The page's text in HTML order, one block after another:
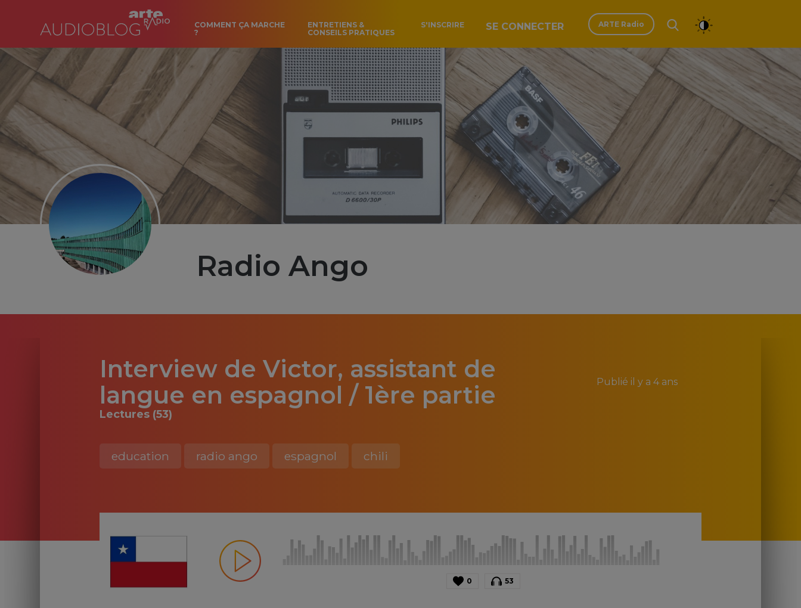
COMMENT ÇA MARCHE
?
ENTRETIENS &
CONSEILS PRATIQUES
S'INSCRIRE SE CONNECTER ARTE Radio
Radio Ango
Interview de Victor, assistant de
langue en espagnol / 1ère partie
Publié il y a 4 ans
Lectures (53)
education radio ango espagnol chili
0 53